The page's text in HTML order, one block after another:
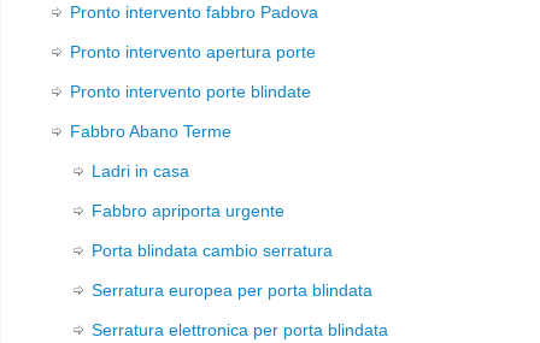
Pronto intervento fabbro Padova
Pronto intervento apertura porte
Pronto intervento porte blindate
Fabbro Abano Terme
Ladri in casa
Fabbro apriporta urgente
Porta blindata cambio serratura
Serratura europea per porta blindata
Serratura elettronica per porta blindata